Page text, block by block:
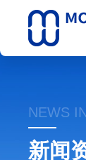
NEWS
新闻